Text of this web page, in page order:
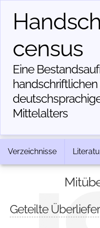
census
Eine
Mittelalters
Verzeichnisse
Geteilte